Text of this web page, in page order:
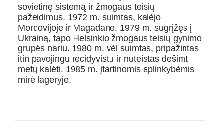
sovietinę sistemą ir žmogaus teisių
pažeidimus. 1972 m. suimtas, kalėjo
Mordovijoje ir Magadane. 1979 m. sugrįžęs į
Ukrainą, tapo Helsinkio žmogaus teisių gynimo
grupės nariu. 1980 m. vėl suimtas, pripažintas
itin pavojingu recidyvistu ir nuteistas dešimt
metų kalėti. 1985 m. įtartinomis aplinkybėmis
mirė lageryje.